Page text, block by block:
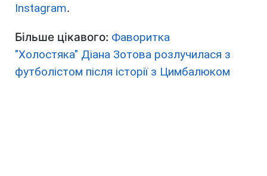
Instagram.
Більше цікавого: Фаворитка
"Холостяка" Діана Зотова розлучилася з
футболістом після історії з Цимбалюком